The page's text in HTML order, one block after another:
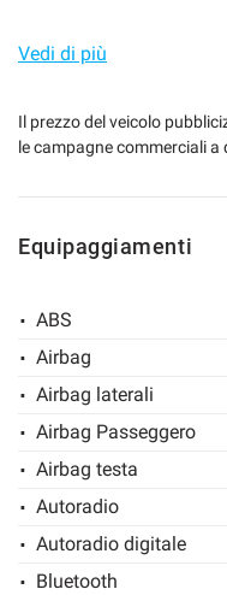
Olio Motore, Filtro Olio,
Vedi di più
Il prezzo del veicolo
le campagne commerciali a
Equipaggiamenti
ABS
Airbag
Airbag laterali
Airbag Passeggero
Airbag testa
Autoradio
Autoradio digitale
Bluetooth
Cookie delle
Cookie per il
Cookie di
la
policy
Salva
le
impostazioni